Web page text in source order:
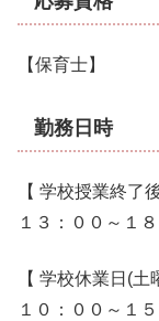
【保育士】
勤務日時
【 学校授業終了後
１３：００～１
【 学校休業日(
１０：００～１